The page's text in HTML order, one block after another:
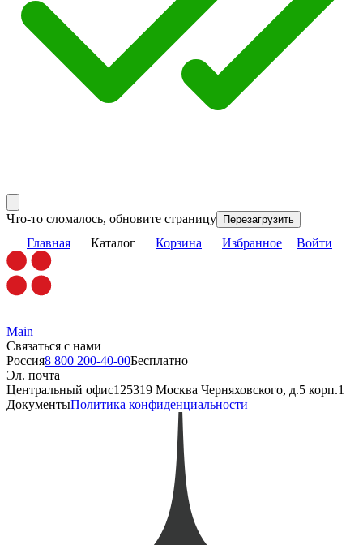
Что-то сломалось, обновите страницу Перезагрузить
Главная Каталог Корзина Избранное Войти
Main
Связаться с нами
Россия8 800 200-40-00Бесплатно
Эл. почта
Центральный офис125319 Москва Черняховского, д.5 корп.1
ДокументыПолитика конфиденциальности